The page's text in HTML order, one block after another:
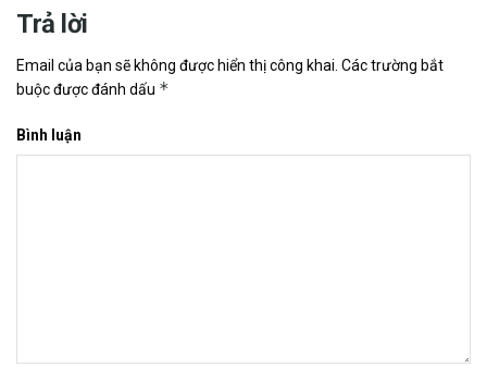
Trả lời
Email của bạn sẽ không được hiển thị công khai. Các trường bắt
buộc được đánh dấu *
Bình luận